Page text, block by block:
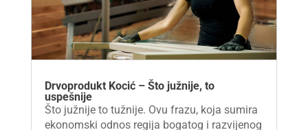
Drvoprodukt Kocić – Što južnije, to
uspešnije
Što južnije to tužnije. Ovu frazu, koja sumira
ekonomski odnos regija bogatog i razvijenog